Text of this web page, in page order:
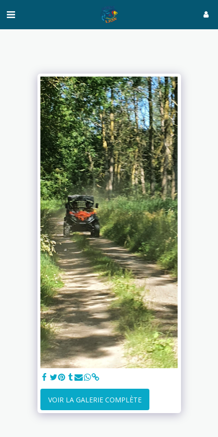
VOIR LA GALERIE COMPLÈTE